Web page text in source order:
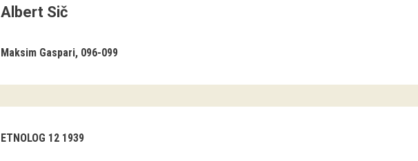
Albert Sič
Maksim Gaspari 096-099
ETNOLOG 12 1939